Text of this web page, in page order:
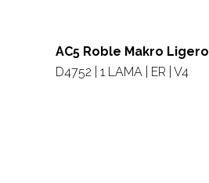
AC5 Roble Makro Ligero
D4752 | 1 LAMA | ER | V4